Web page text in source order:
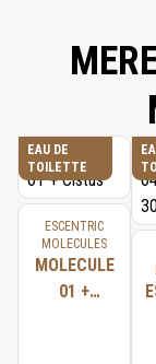
EAU DE
TOILETTE
ESCENTRIC
MOLECULES
MOLECULE
01 +